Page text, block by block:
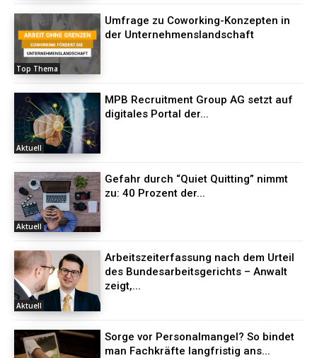
Top Thema
Umfrage zu Coworking-Konzepten in
der Unternehmenslandschaft
Aktuell
MPB Recruitment Group AG setzt auf
digitales Portal der...
Aktuell
Gefahr durch “Quiet Quitting” nimmt
zu: 40 Prozent der...
Aktuell
Arbeitszeiterfassung nach dem Urteil
des Bundesarbeitsgerichts – Anwalt
zeigt,...
Sorge vor Personalmangel? So bindet
man Fachkräfte langfristig ans...